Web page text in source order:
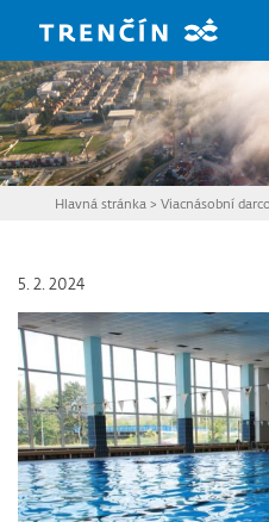
Hlavná stránka >Viacnásobní
5. 2. 2024